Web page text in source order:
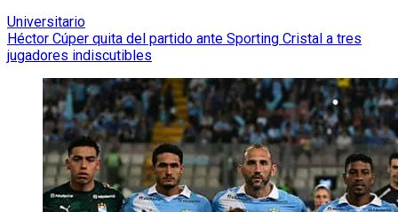
Universitario
Héctor Cúper quita del partido ante Sporting Cristal a tres
jugadores indiscutibles